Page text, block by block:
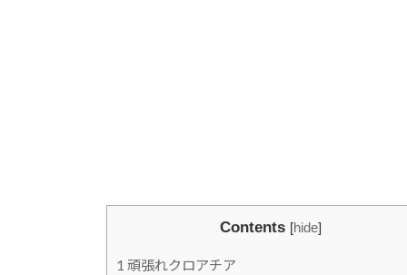
Contents [hide]
1 頑張れクロアチア